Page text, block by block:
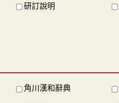
研訂說明
角川漢和辭典